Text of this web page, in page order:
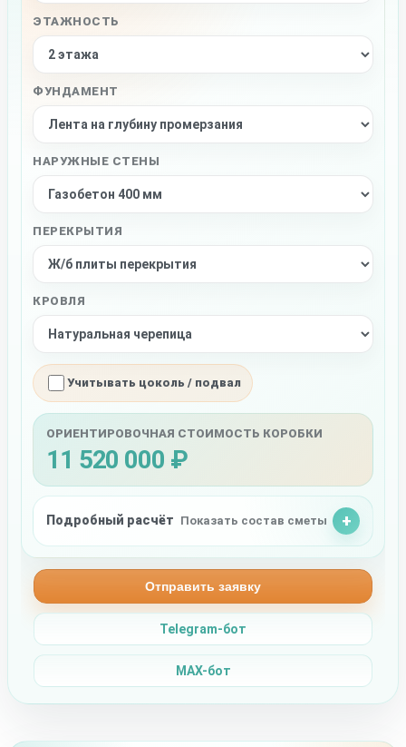
ЭТАЖНОСТЬ
ФУНДАМЕНТ
НАРУЖНЫЕ СТЕНЫ
ПЕРЕКРЫТИЯ
КРОВЛЯ
Учитывать цоколь / подвал
ОРИЕНТИРОВОЧНАЯ СТОИМОСТЬ КОРОБКИ
11 520 000 ₽
Подробный расчёт Показать состав сметы
Отправить заявку
Telegram-бот
MAX-бот